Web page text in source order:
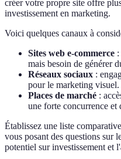
créer votre propre site offre
investissement en marketing.
Voici quelques canaux à
Sites web e-commerce
mais besoin de générer
Réseaux sociaux :
pour le marketing visuel.
Places de marché :
une forte concurrence et
Établissez une liste
vous posant des questions sur
potentiel sur investissement et